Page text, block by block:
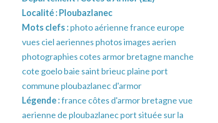
Localité :Ploubazlanec
Mots clefs :photo aérienne france europe
vues ciel aeriennes photos images aerien
photographies cotes armor bretagne manche
cote goelo baie saint brieuc plaine port
commune ploubazlanec d'armor
Légende :france côtes d'armor bretagne vue
aerienne de ploubazlanec port située sur la